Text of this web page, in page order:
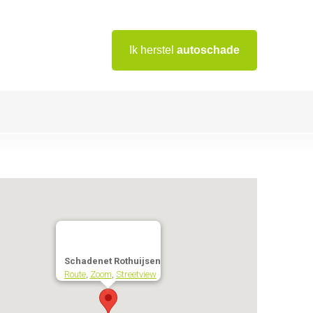
Ik herstel autoschade
Schadenet Rothuijsen
Route, Zoom Streetview